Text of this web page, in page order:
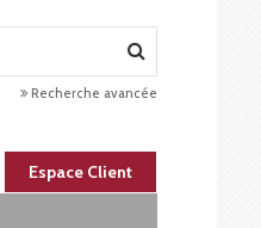
Recherche avancée
Espace Client